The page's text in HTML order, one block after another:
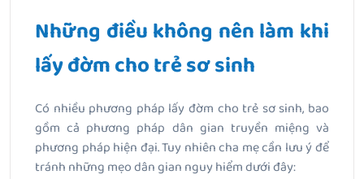
Những điều không nên làm khi
lấy đờm cho trẻ sơ sinh
Có nhiều phương pháp lấy đờm cho trẻ sơ sinh, bao
gồm cả phương pháp dân gian truyền miệng và
phương pháp hiện đại. Tuy nhiên cha mẹ cần lưu ý để
tránh những mẹo dân gian nguy hiểm dưới đây: